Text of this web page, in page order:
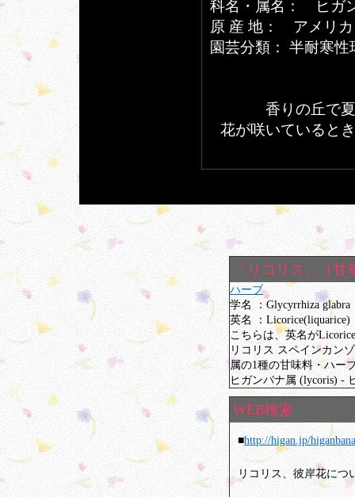
科名・属名： ヒガ
原 産 地： アメリカ
園芸分類： 半耐寒性
香りの丘で
花が咲いていると
「リコリス」（甘
ハーブ
学名 ：Glycyrrhiza glabra
英名 ：Licorice(liquarice)
こちらは、英名が
リコリス スペインカン
属の1種の甘味料・ハー
ヒガンバナ属 (lycoris) -
WEB検索
■http://higan.jp/
リコリス、彼岸花につ